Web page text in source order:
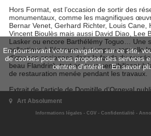
Hors Format, est l’occasion de sortir des
monumentaux, comme les magnifiques
Bernar Venet, Gerhard Richter, Louis Cane,
Vincent Bioulès mais aussi David Diao, Lee
Lasker ou encore Barthélémy Toguo… Une
collections à l’épreuve du temps » rappelle
d’œuvres anciennes dans le fonds du
beau Flandrin), tout en nous sensibilisant à
de restauration menée pendant les travaux.
Extrait de l'article de Domitille d’Orgeval
la revue Art Absolument
Site de l'exposition
Art Absolument
Informations légales - CGV - Confidentialité -
En poursuivant votre navigation sur ce site,
de cookies pour vous proposer des services
centres d'intérêt.En savoir